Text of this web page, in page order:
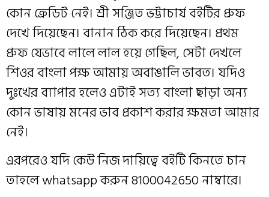
কোন ক্রেডিট নেই। শ্রী সঞ্জিত ভট্টাচার্য বইটির প্রুফ
দেখে দিয়েছেন। বানান ঠিক করে দিয়েছেন। প্রথম
প্রুফ যেভাবে লালে লাল হয়ে গেছিল, সেটা দেখলে
শিওর বাংলা পক্ষ আমায় অবাঙালি ভাবত। যদিও
দুঃখের ব্যাপার হলেও এটাই সত্য বাংলা ছাড়া অন্য
কোন ভাষায় মনের ভাব প্রকাশ করার ক্ষমতা আমার
নেই।
এরপরেও যদি কেউ নিজ দায়িত্বে বইটি কিনতে চান
তাহলে whatsapp করুন 8100042650 নাম্বারে।